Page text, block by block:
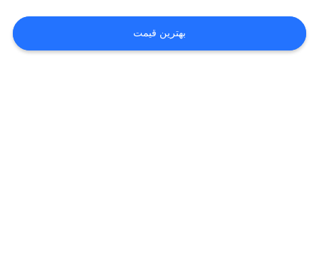
ما
تماس
بهترین قیمت